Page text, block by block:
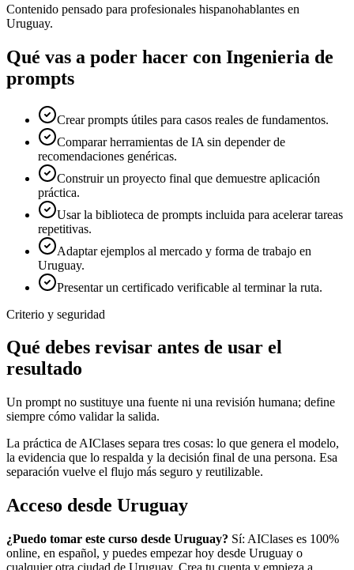
Contenido pensado para profesionales hispanohablantes en
Uruguay.
Qué vas a poder hacer con Ingenieria de
prompts
Crear prompts útiles para casos reales de fundamentos.
Comparar herramientas de IA sin depender de
recomendaciones genéricas.
Construir un proyecto final que demuestre aplicación
práctica.
Usar la biblioteca de prompts incluida para acelerar tareas
repetitivas.
Adaptar ejemplos al mercado y forma de trabajo en
Uruguay.
Presentar un certificado verificable al terminar la ruta.
Criterio y seguridad
Qué debes revisar antes de usar el
resultado
Un prompt no sustituye una fuente ni una revisión humana; define
siempre cómo validar la salida.
La práctica de AIClases separa tres cosas: lo que genera el modelo,
la evidencia que lo respalda y la decisión final de una persona. Esa
separación vuelve el flujo más seguro y reutilizable.
Acceso desde Uruguay
¿Puedo tomar este curso desde Uruguay? Sí: AIClases es 100%
online, en español, y puedes empezar hoy desde Uruguay o